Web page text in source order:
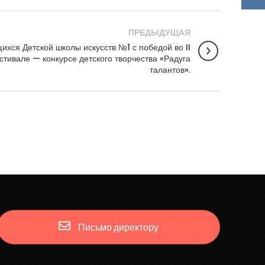
ПРЕДЫДУЩАЯ
Детской школы искусств №1 с победой во II
— конкурсе детского творчества «Радуга
талантов».
Письмо директору